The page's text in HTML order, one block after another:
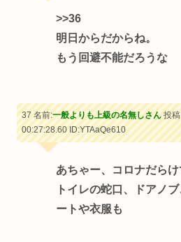
>>36
明日からだからね。
もう回避不能だろうな
37 名前:一般よりも上級の名無しさん投稿
00:27:28.60ID:YTAaQe610
あちゃー、コロナだらけ
トイレの蛇口、ドアノ
ートや衣服も